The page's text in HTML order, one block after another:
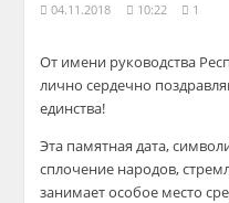
04.11.2018 10:22 1
От имени руководства
лично сердечно
единства!
Эта памятная дата,
сплочение народов,
занимает особое место